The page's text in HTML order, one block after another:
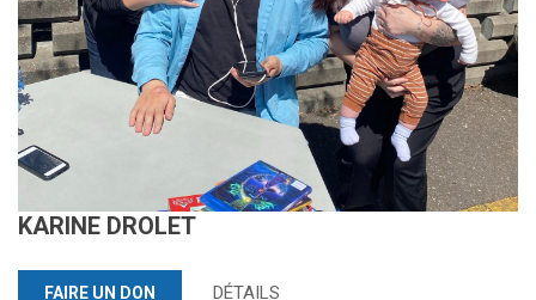
KARINE DROLET
FAIRE UN DON DÉTAILS